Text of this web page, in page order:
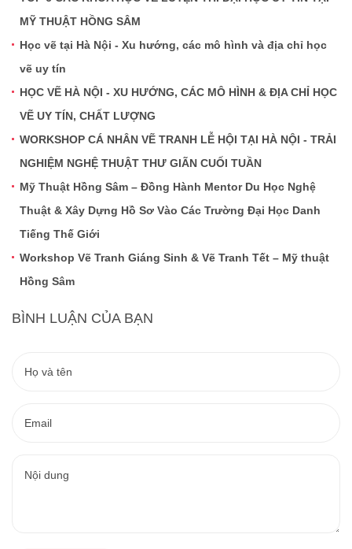
MỸ THUẬT HỒNG SÂM
Học vẽ tại Hà Nội - Xu hướng, các mô hình và địa chỉ học
vẽ uy tín
HỌC VẼ HÀ NỘI - XU HƯỚNG, CÁC MÔ HÌNH & ĐỊA CHỈ HỌC
VẼ UY TÍN, CHẤT LƯỢNG
WORKSHOP CÁ NHÂN VẼ TRANH LỄ HỘI TẠI HÀ NỘI - TRẢI
NGHIỆM NGHỆ THUẬT THƯ GIÃN CUỐI TUẦN
Mỹ Thuật Hồng Sâm – Đồng Hành Mentor Du Học Nghệ
Thuật & Xây Dựng Hồ Sơ Vào Các Trường Đại Học Danh
Tiếng Thế Giới
Workshop Vẽ Tranh Giáng Sinh & Vẽ Tranh Tết – Mỹ thuật
Hồng Sâm
BÌNH LUẬN CỦA BẠN